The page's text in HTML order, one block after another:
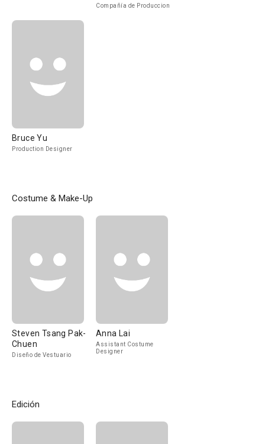
Compañía de Produccion
Bruce Yu
Production Designer
Costume & Make-Up
Steven Tsang Pak-
Chuen
Diseño de Vestuario
Anna Lai
Assistant Costume
Designer
Edición